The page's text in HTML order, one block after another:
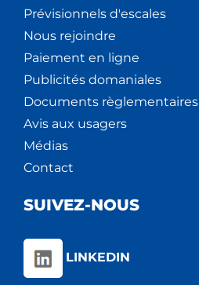
Prévisionnels d'escales
Nous rejoindre
Paiement en ligne
Publicités domaniales
Documents règlementaires
Avis aux usagers
Médias
Contact
SUIVEZ-NOUS
LINKEDIN